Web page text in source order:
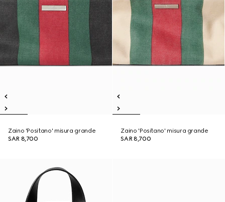
Zaino 'Positano' misura grande
SAR 8,700
Zaino 'Positano' misura grande
SAR 8,700